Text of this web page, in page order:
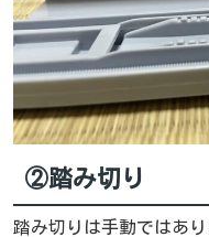
②踏み切り
踏み切りは手動ではあ